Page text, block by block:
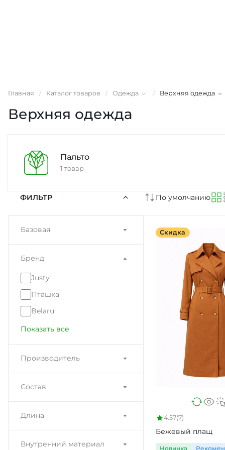
Главная / Каталог товаров / Одежда / Верхняя одежда
Верхняя одежда
Пальто
1 товар
ФИЛЬТР
Базовая
Бренд
Justy
Пташка
Belaru
Показать все
Производитель
Состав
Длина
Внутренний материал
По умолчанию
Скидка
4.57(7)
Бежевый плащ
Новинка